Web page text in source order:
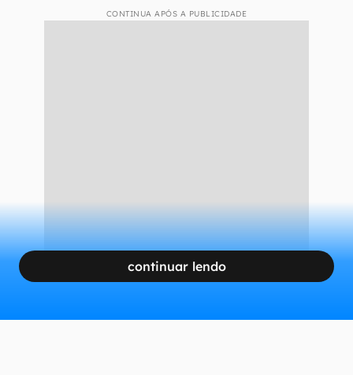
CONTINUA APÓS A PUBLICIDADE
continuar lendo